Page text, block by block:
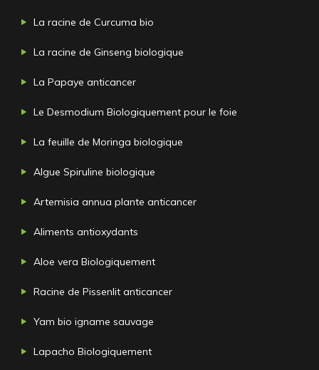
La racine de Curcuma bio
La racine de Ginseng biologique
La Papaye anticancer
Le Desmodium Biologiquement pour le foie
La feuille de Moringa biologique
Algue Spiruline biologique
Artemisia annua plante anticancer
Aliments antioxydants
Aloe vera Biologiquement
Racine de Pissenlit anticancer
Yam bio igname sauvage
Lapacho Biologiquement